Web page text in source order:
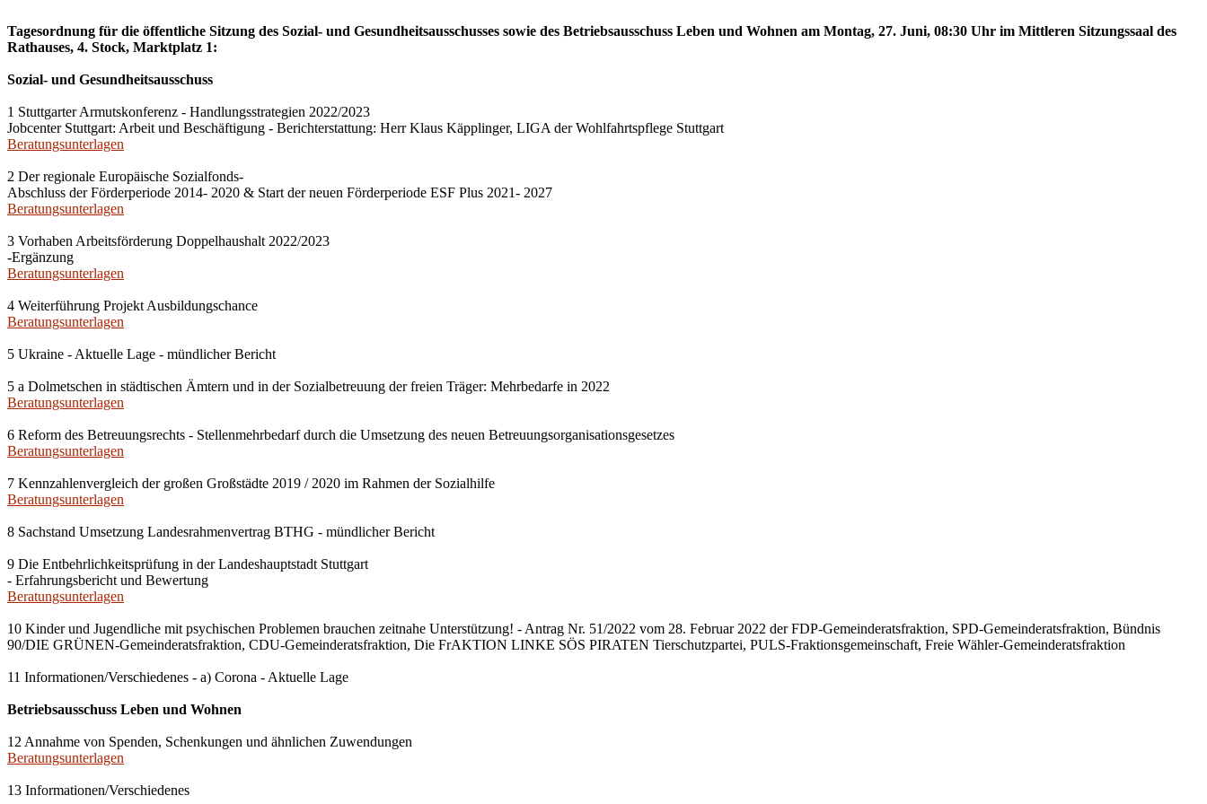
Tagesordnung für die öffentliche Sitzung des Sozial- und Gesundheitsausschusses sowie des Betriebsausschuss Leben und Wohnen am Montag, 27. Juni, 08:30 Uhr im Mittleren Sitzungssaal des
Rathauses, 4. Stock, Marktplatz 1:
Sozial- und Gesundheitsausschuss
1 Stuttgarter Armutskonferenz - Handlungsstrategien 2022/2023
Jobcenter Stuttgart: Arbeit und Beschäftigung - Berichterstattung: Herr Klaus Käpplinger, LIGA der Wohlfahrtspflege Stuttgart
Beratungsunterlagen
2 Der regionale Europäische Sozialfonds-
Abschluss der Förderperiode 2014- 2020 & Start der neuen Förderperiode ESF Plus 2021- 2027
Beratungsunterlagen
3 Vorhaben Arbeitsförderung Doppelhaushalt 2022/2023
-Ergänzung
Beratungsunterlagen
4 Weiterführung Projekt Ausbildungschance
Beratungsunterlagen
5 Ukraine - Aktuelle Lage - mündlicher Bericht
5 a Dolmetschen in städtischen Ämtern und in der Sozialbetreuung der freien Träger: Mehrbedarfe in 2022
Beratungsunterlagen
6 Reform des Betreuungsrechts - Stellenmehrbedarf durch die Umsetzung des neuen Betreuungsorganisationsgesetzes
Beratungsunterlagen
7 Kennzahlenvergleich der großen Großstädte 2019 / 2020 im Rahmen der Sozialhilfe
Beratungsunterlagen
8 Sachstand Umsetzung Landesrahmenvertrag BTHG - mündlicher Bericht
9 Die Entbehrlichkeitsprüfung in der Landeshauptstadt Stuttgart
- Erfahrungsbericht und Bewertung
Beratungsunterlagen
10 Kinder und Jugendliche mit psychischen Problemen brauchen zeitnahe Unterstützung! - Antrag Nr. 51/2022 vom 28. Februar 2022 der FDP-Gemeinderatsfraktion, SPD-Gemeinderatsfraktion, Bündnis
90/DIE GRÜNEN-Gemeinderatsfraktion, CDU-Gemeinderatsfraktion, Die FrAKTION LINKE SÖS PIRATEN Tierschutzpartei, PULS-Fraktionsgemeinschaft, Freie Wähler-Gemeinderatsfraktion
11 Informationen/Verschiedenes - a) Corona - Aktuelle Lage
Betriebsausschuss Leben und Wohnen
12 Annahme von Spenden, Schenkungen und ähnlichen Zuwendungen
Beratungsunterlagen
13 Informationen/Verschiedenes